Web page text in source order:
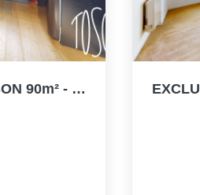
EXCLUSIVITE ORLY - MAISON 90m² - 3 CHAMBRES